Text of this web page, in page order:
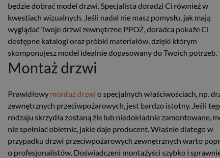
będzie dobrać model drzwi. Specjalista doradzi Ci również w
kwestiach wizualnych. Jeśli nadal nie masz pomysłu, jak mają
wyglądać Twoje drzwi zewnętrzne PPOŻ, doradca pokaże Ci
dostępne katalogi oraz próbki materiałów, dzięki którym
skomponujesz model idealnie dopasowany do Twoich potrzeb.
Montaż drzwi
Prawidłowy montaż drzwi o specjalnych właściwościach, np.
zewnętrznych przeciwpożarowych, jest bardzo istotny. Jeśli
rodzaju skrzydła zostaną źle lub niedokładnie zamontowane,
nie spełniać obietnic, jakie daje producent. Właśnie dlatego w
przypadku drzwi przeciwpożarowych zewnętrznych warto
o profesjonalistów. Doświadczeni montażyści szybko i